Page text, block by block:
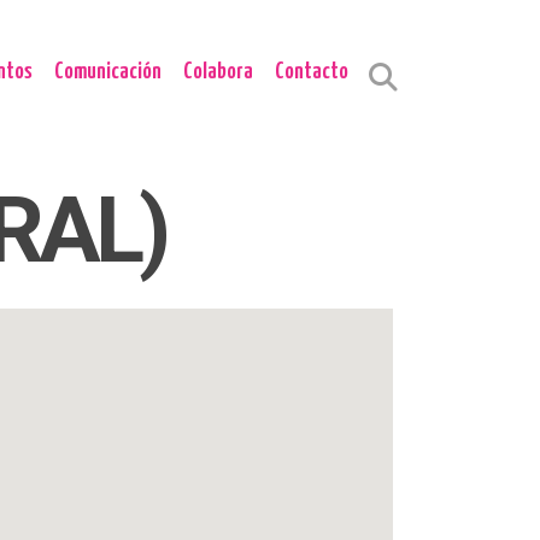
Comunicación Colabora Contacto